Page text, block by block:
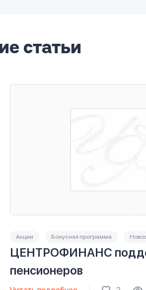
статьи
Акции Бонусная программа
ЦЕНТРОФИНАНС
пенсионеров